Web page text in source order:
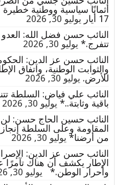
أثمانًا سياسية ووطنية
17 أيار
يوليو 30, 2026
النائب حسن فضل الله:
تتفرج.* يوليو 30, 2026
النائب حسن عز الدين:
والثوابت الوطنية، واتفاق
للأرض. يوليو 30, 2026
النائب علي فياض: السلطة
باقية وثابتة..* يوليو 30, 2026
النائب حسين الحاج حسن:
المقاومة وعلى السلطة
من أرضنا* يوليو 30, 2026
النائب حسن عز الدين:
الإطار يكشف أن هناك تآمرًا
وأحرار الوطن.*
يوليو 30, 2026